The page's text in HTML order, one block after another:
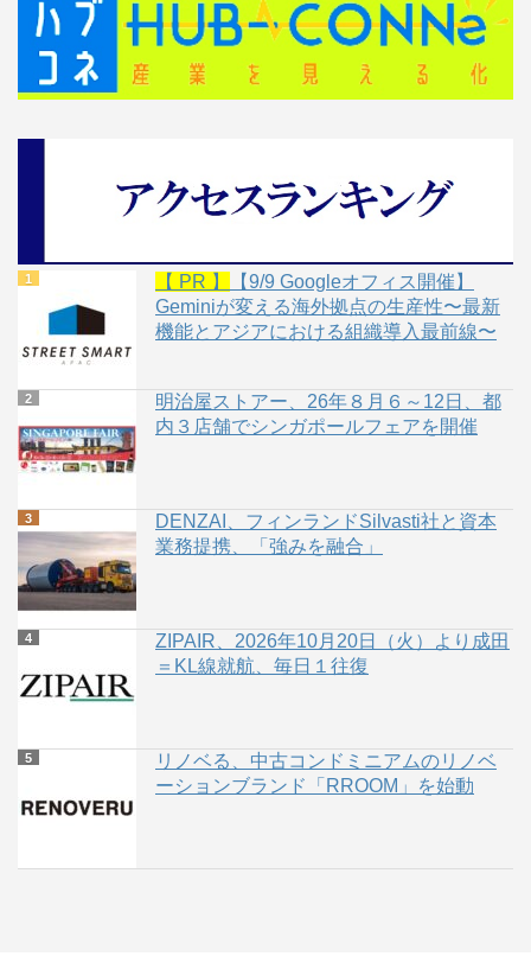
【 PR 】
【9/9 Googleオフィス開催】
Geminiが変える海外拠点の生産性〜最新
機能とアジアにおける組織導入最前線〜
明治屋ストアー、26年８月６～12日、都
内３店舗でシンガポールフェアを開催
DENZAI、フィンランドSilvasti社と資本
業務提携、「強みを融合」
ZIPAIR、2026年10月20日（火）より成田
＝KL線就航、毎日１往復
リノベる、中古コンドミニアムのリノベ
ーションブランド「RROOM」を始動